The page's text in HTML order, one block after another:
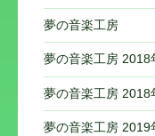
夢の音楽工房
夢の音楽工房 2018
夢の音楽工房 2018
夢の音楽工房 2019